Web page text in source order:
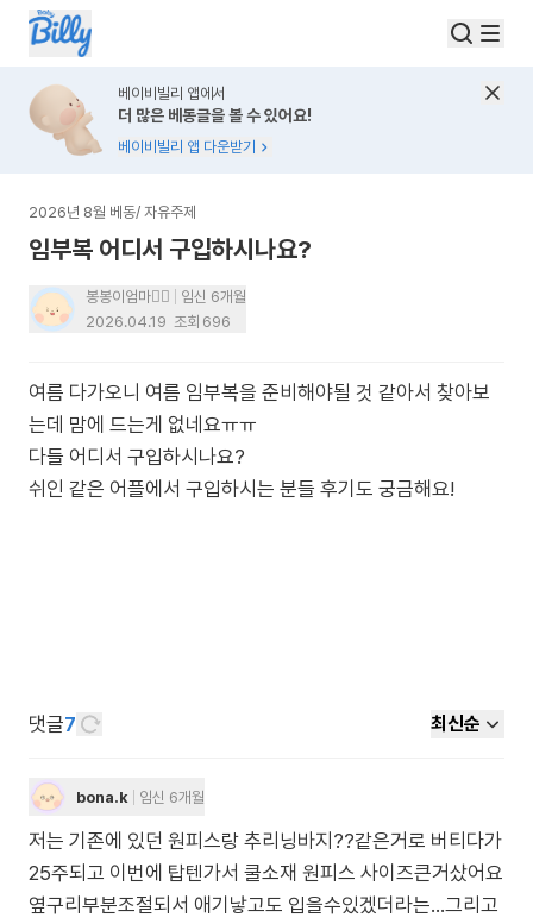
베이비빌리 앱에서
더 많은 베동글을 볼 수 있어요!
베이비빌리 앱 다운받기
2026년 8월 베동/ 자유주제
임부복 어디서 구입하시나요?
봉봉이엄마🙋‍♀️
임신 6개월
2026.04.19 조회 696
여름 다가오니 여름 임부복을 준비해야될 것 같아서 찾아보
는데 맘에 드는게 없네요ㅠㅠ
다들 어디서 구입하시나요?
쉬인 같은 어플에서 구입하시는 분들 후기도 궁금해요!
댓글7 최신순
bona.k 임신 6개월
저는 기존에 있던 원피스랑 추리닝바지??같은거로 버티다가
25주되고 이번에 탑텐가서 쿨소재 원피스 사이즈큰거샀어요
옆구리부분조절되서 애기낳고도 입을수있겠더라는…그리고